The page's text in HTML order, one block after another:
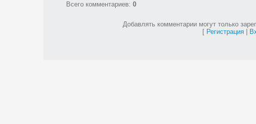
Всего комментариев: 0
Добавлять комментарии могут только
[ Регистрация|